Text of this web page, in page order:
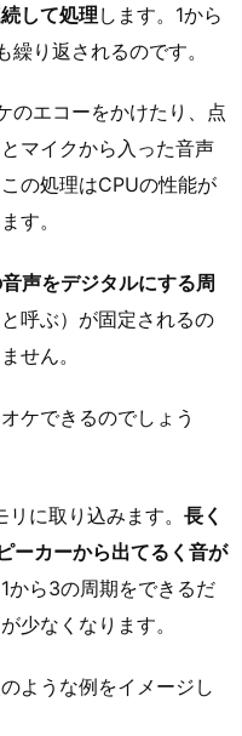
して処理 します。1から
り返されるのです。
のエコーをかけたり、点
マイクから入った音声
の処理はCPUの性能が
す。
声をデジタルにする周
呼ぶ）が固定されるの
せん。
ケできるのでしょう
に取り込みます。 長く
ーカーから出てるく音が
から3の周期をできるだ
少なくなります。
ような例をイメージし